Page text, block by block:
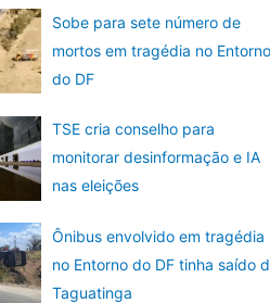
Sobe para sete número de
mortos em tragédia no Entorno
do DF
TSE cria conselho para
monitorar desinformação e IA
nas eleições
Ônibus envolvido em tragédia
no Entorno do DF tinha saído
Taguatinga